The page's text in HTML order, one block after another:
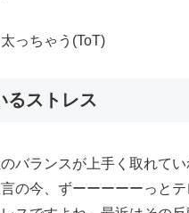
っちゃう(ToT)
るストレス
バランスが上手く取れて
の今、ずーーーーーっと